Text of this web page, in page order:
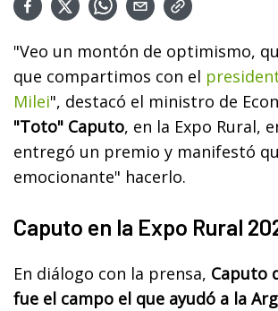
"Veo un montón de optimismo,
que compartimos con el
Milei", destacó el ministro de
"Toto" Caputo, en la Expo Rural,
entregó un premio y manifestó
emocionante" hacerlo.
Caputo en la Expo Rural
En diálogo con la prensa, Caputo
fue el campo el que ayudó a la